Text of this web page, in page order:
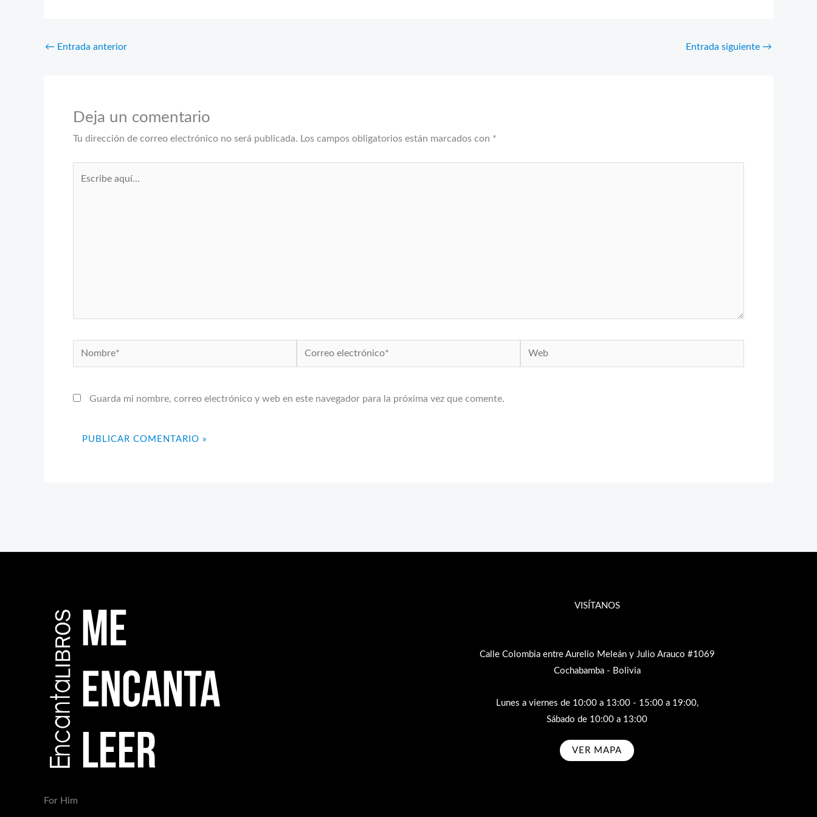
← Entrada anterior Entrada siguiente →
Deja un comentario
Tu dirección de correo electrónico no será publicada. Los campos obligatorios están marcados con *
Nombre*
Correo
electrónico*
Web
Guarda mi nombre, correo electrónico y web en este navegador para la próxima vez que comente.
For Him
VISÍTANOS
Calle Colombia entre Aurelio Meleán y Julio Arauco #1069
Cochabamba - Bolivia
Lunes a viernes de 10:00 a 13:00 - 15:00 a 19:00,
Sábado de 10:00 a 13:00
VER MAPA